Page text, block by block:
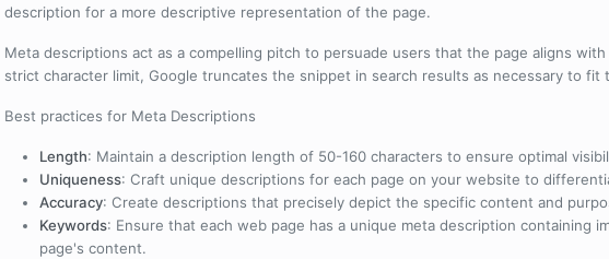
description for a more descriptive representation of the page.
Meta descriptions act as a compelling pitch to persuade users that the page aligns
strict character limit, Google truncates the snippet in search results as necessary to fit
Best practices for Meta Descriptions
Length: Maintain a description length of 50-160 characters to ensure optimal
Uniqueness: Craft unique descriptions for each page on your website to
Accuracy: Create descriptions that precisely depict the specific content and
Keywords: Ensure that each web page has a unique meta description containing
page's content.